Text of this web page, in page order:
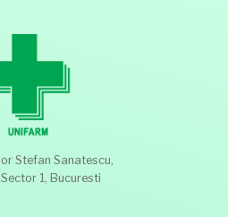
Stefan Sanatescu,
1, Bucuresti